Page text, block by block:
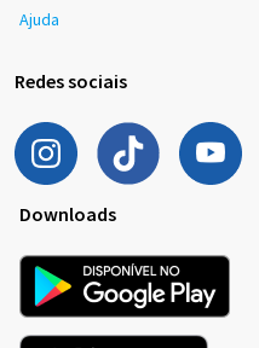
Ajuda
Redes sociais
Downloads